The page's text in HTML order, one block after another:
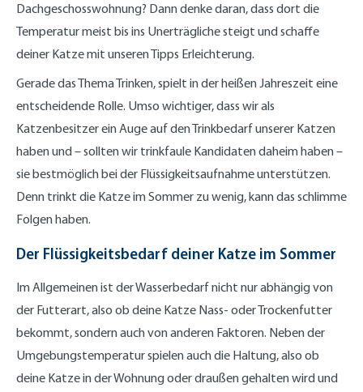
Dachgeschosswohnung? Dann denke daran, dass dort die
Temperatur meist bis ins Unerträgliche steigt und schaffe
deiner Katze mit unseren Tipps Erleichterung.
Gerade das Thema Trinken, spielt in der heißen Jahreszeit eine
entscheidende Rolle. Umso wichtiger, dass wir als
Katzenbesitzer ein Auge auf den Trinkbedarf unserer Katzen
haben und – sollten wir trinkfaule Kandidaten daheim haben –
sie bestmöglich bei der Flüssigkeitsaufnahme unterstützen.
Denn trinkt die Katze im Sommer zu wenig, kann das schlimme
Folgen haben.
Der Flüssigkeitsbedarf deiner Katze im Sommer
Im Allgemeinen ist der Wasserbedarf nicht nur abhängig von
der Futterart, also ob deine Katze Nass- oder Trockenfutter
bekommt, sondern auch von anderen Faktoren. Neben der
Umgebungstemperatur spielen auch die Haltung, also ob
deine Katze in der Wohnung oder draußen gehalten wird und